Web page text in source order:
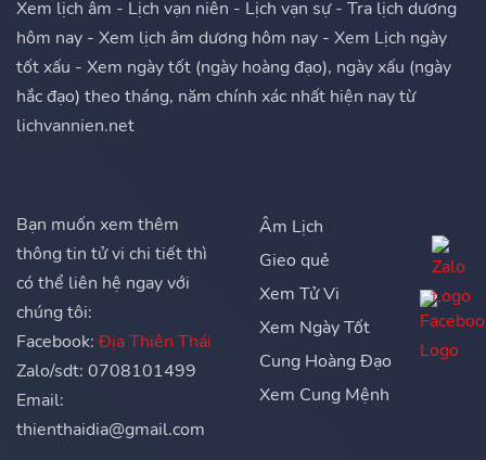
Xem lịch âm - Lịch vạn niên - Lịch vạn sự - Tra lịch dương
hôm nay - Xem lịch âm dương hôm nay - Xem Lịch ngày
tốt xấu - Xem ngày tốt (ngày hoàng đạo), ngày xấu (ngày
hắc đạo) theo tháng, năm chính xác nhất hiện nay từ
lichvannien.net
Bạn muốn xem thêm
thông tin tử vi chi tiết thì
có thể liên hệ ngay với
chúng tôi:
Facebook: Địa Thiên Thái
Zalo/sdt: 0708101499
Email:
thienthaidia@gmail.com
Âm Lịch
Gieo quẻ
Xem Tử Vi
Xem Ngày Tốt
Cung Hoàng Đạo
Xem Cung Mệnh